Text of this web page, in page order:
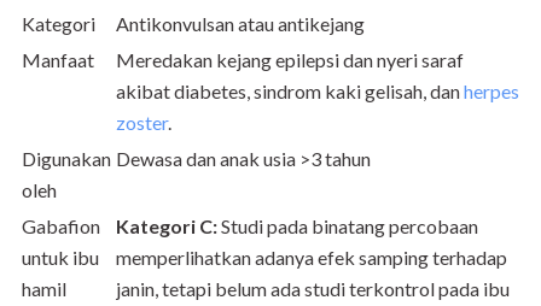
Kategori
Antikonvulsan atau antikejang
Manfaat
Meredakan kejang epilepsi dan nyeri saraf
akibat diabetes, sindrom kaki gelisah, danherpes
zoster.
Digunakan
oleh
Dewasa dan anak usia >3 tahun
Gabafion
untuk ibu
hamil
Kategori C:Studi pada binatang percobaan
memperlihatkan adanya efek samping terhadap
janin, tetapi belum ada studi terkontrol pada ibu